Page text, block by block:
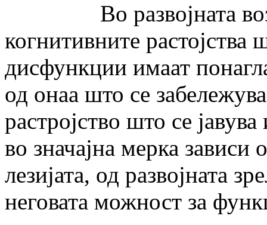
Во развојната
когнитивните растојства
дисфункции имаат
од онаа што се
растројство што се
во значајна мерка зависи
лезијата, од развојната
неговата можност за